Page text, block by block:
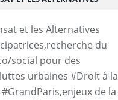
du
social pour des
urbaines #Droit à la
de la